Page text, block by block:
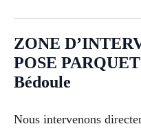
ZONE
POSE
Bédoule
Nous intervenons